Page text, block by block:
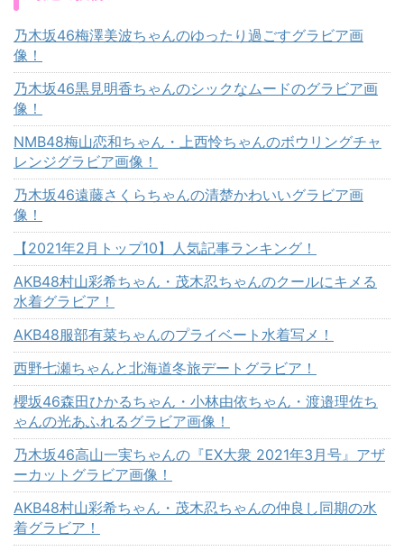
乃木坂46梅澤美波ちゃんのゆったり過ごすグラビア画
像！
乃木坂46黒見明香ちゃんのシックなムードのグラビア画
像！
NMB48梅山恋和ちゃん・上西怜ちゃんのボウリングチャ
レンジグラビア画像！
乃木坂46遠藤さくらちゃんの清楚かわいいグラビア画
像！
【2021年2月トップ10】人気記事ランキング！
AKB48村山彩希ちゃん・茂木忍ちゃんのクールにキメる
水着グラビア！
AKB48服部有菜ちゃんのプライベート水着写メ！
西野七瀬ちゃんと北海道冬旅デートグラビア！
櫻坂46森田ひかるちゃん・小林由依ちゃん・渡邉理佐ち
ゃんの光あふれるグラビア画像！
乃木坂46高山一実ちゃんの『EX大衆 2021年3月号』アザ
ーカットグラビア画像！
AKB48村山彩希ちゃん・茂木忍ちゃんの仲良し同期の水
着グラビア！